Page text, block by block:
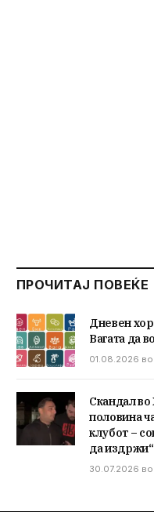
ПРОЧИТАЈ ПОВЕЌЕ
Дневен
Вагата да
01.08.2026 во
Скандал
половина
клубот –
да издржи“
30.07.2026